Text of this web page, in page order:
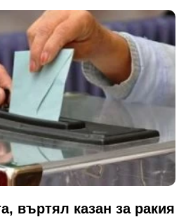
въртял казан за ракия